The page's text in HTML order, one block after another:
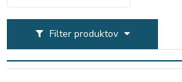
Filter produktov